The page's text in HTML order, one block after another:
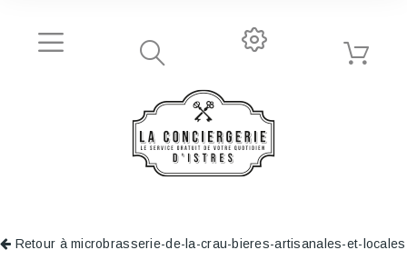
Retour à microbrasserie-de-la-crau-bieres-artisanales-et-locales